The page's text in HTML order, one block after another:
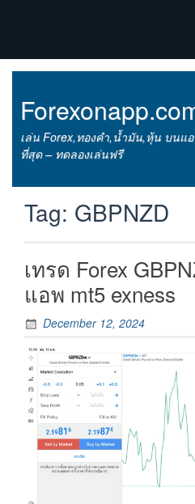
เล่น Forex,ทองคำ,น้ำมัน,หุ้น บนแ
ที่สุด – ทดลองเล่นฟรี
Tag: GBPNZD
เทรด Forex
แอพ mt5 exness
December 12, 2024